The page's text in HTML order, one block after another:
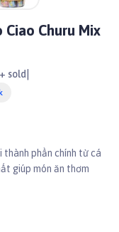
Ciao Churu Mix
sold
thành phần chính từ cá
giúp món ăn thơm